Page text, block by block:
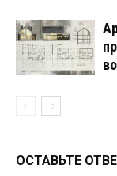
ОСТАВЬТЕ